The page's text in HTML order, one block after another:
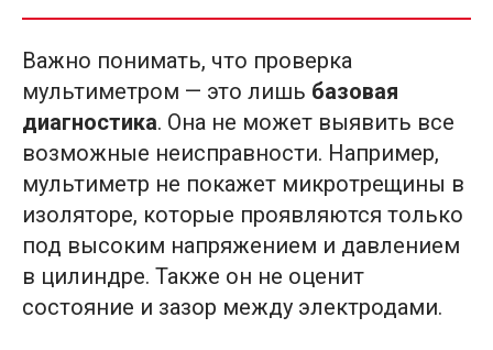
Важно понимать, что проверка
мультиметром — это лишь базовая
диагностика. Она не может выявить все
возможные неисправности. Например,
мультиметр не покажет микротрещины в
изоляторе, которые проявляются только
под высоким напряжением и давлением
в цилиндре. Также он не оценит
состояние и зазор между электродами.